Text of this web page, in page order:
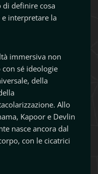
definire cosa
interpretare la
immersiva non
sé ideologie
della
Allo
Kapoor e Devlin
nasce ancora dal
con le cicatrici